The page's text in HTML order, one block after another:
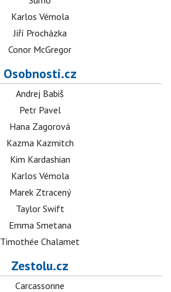
Karlos Vémola
Jiří Procházka
Conor McGregor
Osobnosti.cz
Andrej Babiš
Petr Pavel
Hana Zagorová
Kazma Kazmitch
Kim Kardashian
Karlos Vémola
Marek Ztracený
Taylor Swift
Emma Smetana
Timothée Chalamet
Zestolu.cz
Carcassonne